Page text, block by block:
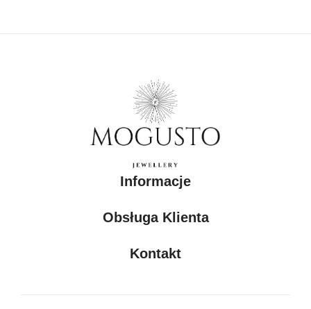
Informacje
Obsługa Klienta
Kontakt